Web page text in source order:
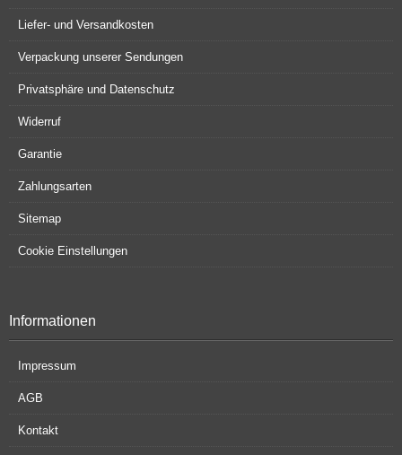
Liefer- und Versandkosten
Verpackung unserer Sendungen
Privatsphäre und Datenschutz
Widerruf
Garantie
Zahlungsarten
Sitemap
Cookie Einstellungen
Informationen
Impressum
AGB
Kontakt